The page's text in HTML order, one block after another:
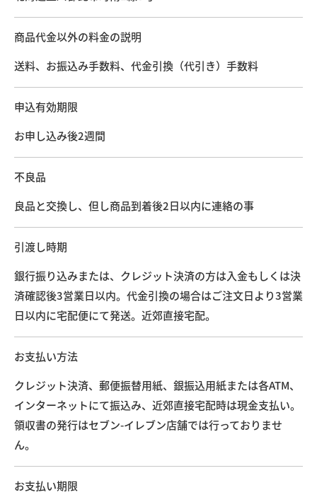
商品代金以外の料金の説明
送料、お振込み手数料、代金引換（代引き）手数料
申込有効期限
お申し込み後2週間
不良品
良品と交換し、但し商品到着後2日以内に連絡の事
引渡し時期
銀行振り込みまたは、クレジット決済の方は入金もしくは決
済確認後3営業日以内。代金引換の場合はご注文日より3営業
日以内に宅配便にて発送。近郊直接宅配。
お支払い方法
クレジット決済、郵便振替用紙、銀振込用紙または各ATM、
インターネットにて振込み、近郊直接宅配時は現金支払い。
領収書の発行はセブン-イレブン店舗では行っておりませ
ん。
お支払い期限